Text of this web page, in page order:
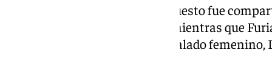
En Escalado mixto, el primer puesto fue
ibérico, ambos con 25 puntos, mientras que
posición con 53 puntos. En Escalado